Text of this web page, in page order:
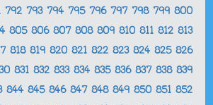
792 793 794 795 796 797 798 799 800
805 806 807 808 809 810 811 812 813
818 819 820 821 822 823 824 825 826
831 832 833 834 835 836 837 838 839
844 845 846 847 848 849 850 851 852